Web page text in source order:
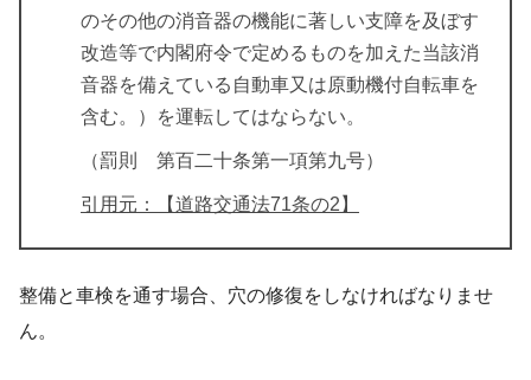
のその他の消音器の機能に著しい支障を及ぼす
改造等で内閣府令で定めるものを加えた当該消
音器を備えている自動車又は原動機付自転車を
含む。）を運転してはならない。
（罰則 第百二十条第一項第九号）
引用元：【道路交通法71条の2】
整備と車検を通す場合、穴の修復をしなければなりませ
ん。